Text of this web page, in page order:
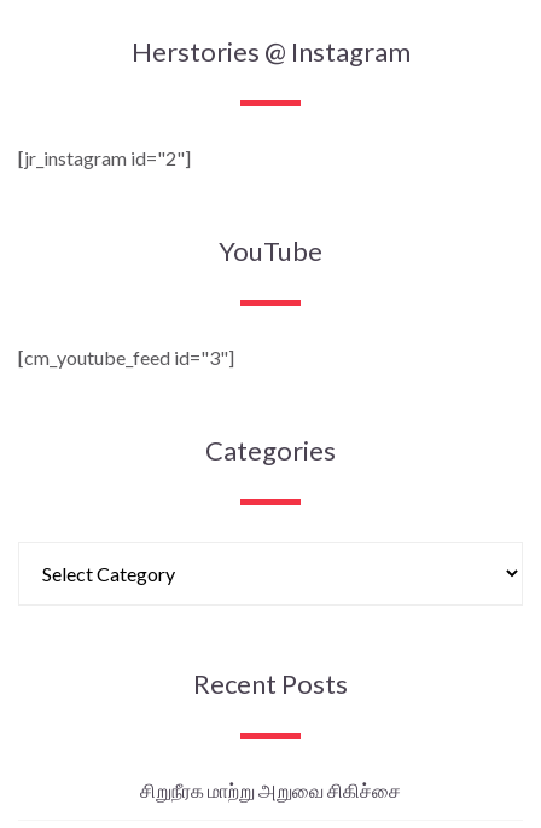
Herstories @ Instagram
[jr_instagram id="2"]
YouTube
[cm_youtube_feed id="3"]
Categories
Recent Posts
சிறுநீரக மாற்று அறுவை சிகிச்சை